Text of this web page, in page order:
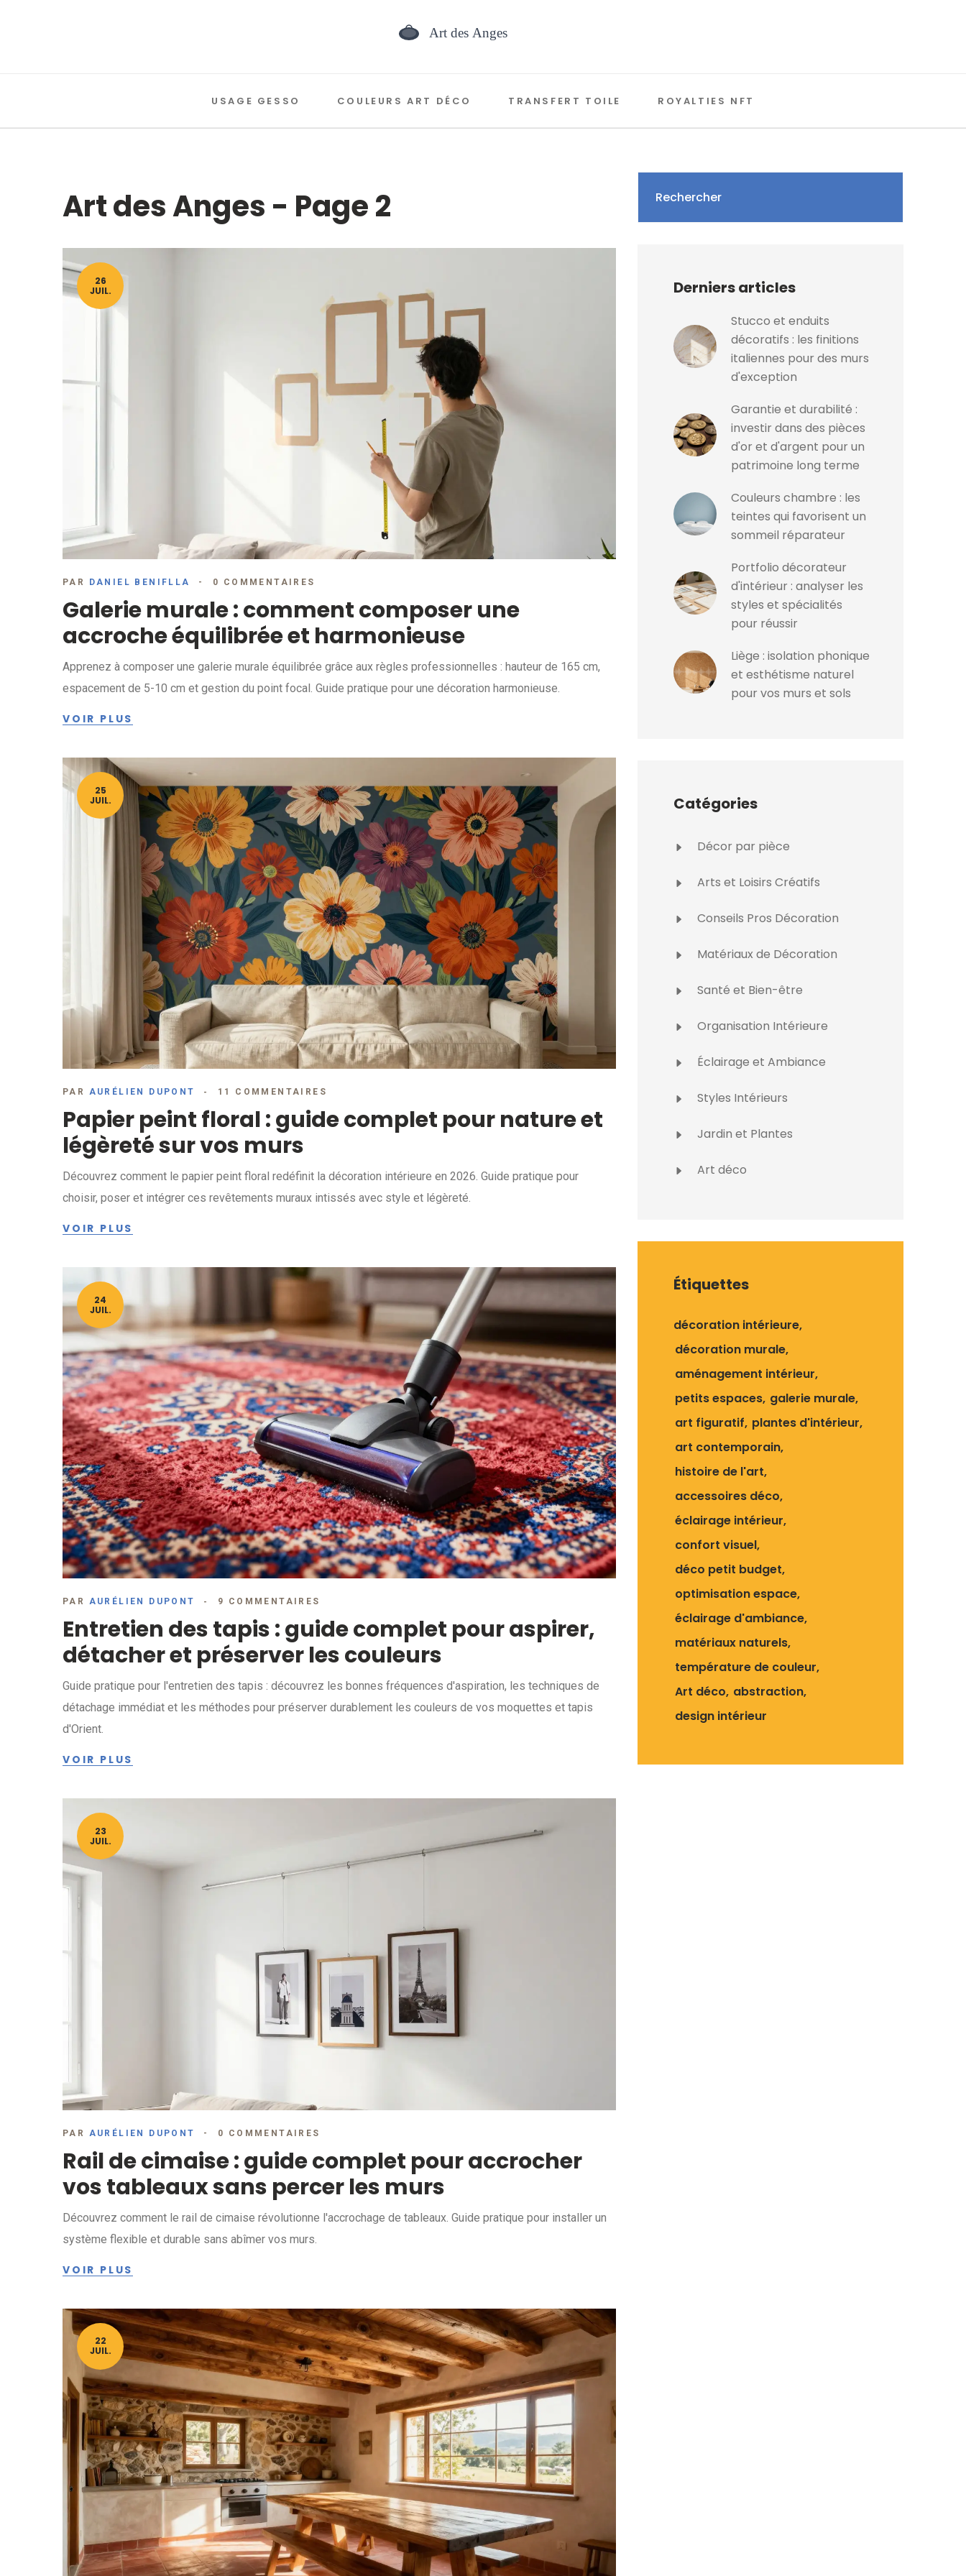
USAGE GESSO COULEURS ART DÉCO TRANSFERT TOILE ROYALTIES NFT
Art des Anges - Page 2
26
JUIL.
PAR DANIEL BENIFLLA 0 COMMENTAIRES
Galerie murale : comment composer une
accroche équilibrée et harmonieuse
Apprenez à composer une galerie murale équilibrée grâce aux règles professionnelles : hauteur de 165 cm,
espacement de 5-10 cm et gestion du point focal. Guide pratique pour une décoration harmonieuse.
VOIR PLUS
25
JUIL.
PAR AURÉLIEN DUPONT 11 COMMENTAIRES
Papier peint floral : guide complet pour nature et
légèreté sur vos murs
Découvrez comment le papier peint floral redéfinit la décoration intérieure en 2026. Guide pratique pour
choisir, poser et intégrer ces revêtements muraux intissés avec style et légèreté.
VOIR PLUS
24
JUIL.
PAR AURÉLIEN DUPONT 9 COMMENTAIRES
Entretien des tapis : guide complet pour aspirer,
détacher et préserver les couleurs
Guide pratique pour l'entretien des tapis : découvrez les bonnes fréquences d'aspiration, les techniques de
détachage immédiat et les méthodes pour préserver durablement les couleurs de vos moquettes et tapis
d'Orient.
VOIR PLUS
23
JUIL.
PAR AURÉLIEN DUPONT 0 COMMENTAIRES
Rail de cimaise : guide complet pour accrocher
vos tableaux sans percer les murs
Découvrez comment le rail de cimaise révolutionne l'accrochage de tableaux. Guide pratique pour installer un
système flexible et durable sans abîmer vos murs.
VOIR PLUS
22
JUIL.
Rechercher
Derniers articles
Stucco et enduits
décoratifs : les finitions
italiennes pour des murs
d'exception
Garantie et durabilité :
investir dans des pièces
d'or et d'argent pour un
patrimoine long terme
Couleurs chambre : les
teintes qui favorisent un
sommeil réparateur
Portfolio décorateur
d'intérieur : analyser les
styles et spécialités
pour réussir
Liège : isolation phonique
et esthétisme naturel
pour vos murs et sols
Catégories
Décor par pièce
Arts et Loisirs Créatifs
Conseils Pros Décoration
Matériaux de Décoration
Santé et Bien-être
Organisation Intérieure
Éclairage et Ambiance
Styles Intérieurs
Jardin et Plantes
Art déco
Étiquettes
décoration intérieure
décoration murale
aménagement intérieur
petits espaces galerie murale
art figuratif plantes d'intérieur
art contemporain
histoire de l'art
accessoires déco
éclairage intérieur
confort visuel
déco petit budget
optimisation espace
éclairage d'ambiance
matériaux naturels
température de couleur
Art déco abstraction
design intérieur